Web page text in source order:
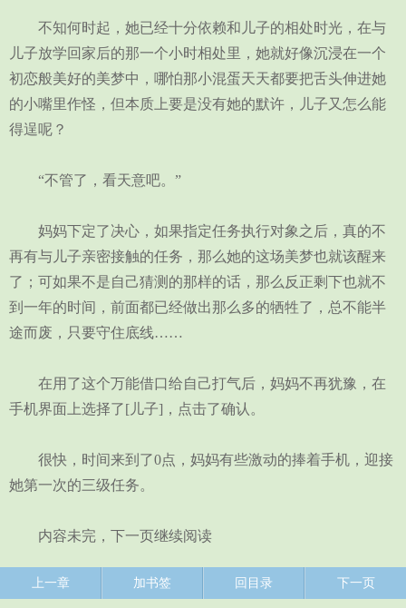
不知何时起，她已经十分依赖和儿子的相处时光，在与
儿子放学回家后的那一个小时相处里，她就好像沉浸在一个
初恋般美好的美梦中，哪怕那小混蛋天天都要把舌头伸进她
的小嘴里作怪，但本质上要是没有她的默许，儿子又怎么能
得逞呢？
“不管了，看天意吧。”
妈妈下定了决心，如果指定任务执行对象之后，真的不
再有与儿子亲密接触的任务，那么她的这场美梦也就该醒来
了；可如果不是自己猜测的那样的话，那么反正剩下也就不
到一年的时间，前面都已经做出那么多的牺牲了，总不能半
途而废，只要守住底线……
在用了这个万能借口给自己打气后，妈妈不再犹豫，在
手机界面上选择了[儿子]，点击了确认。
很快，时间来到了0点，妈妈有些激动的捧着手机，迎接
她第一次的三级任务。
内容未完，下一页继续阅读
上一章 加书签 回目录 下一页